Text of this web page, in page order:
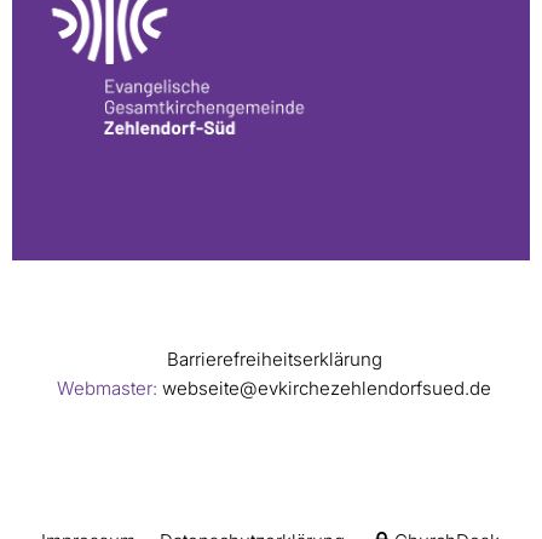
Barrierefreiheitserklärung
Webmaster: webseite@evkirchezehlendorfsued.de